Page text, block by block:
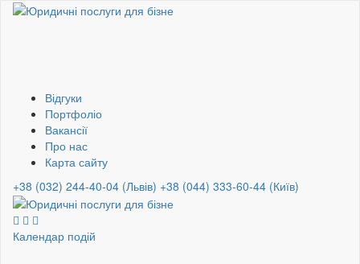
Відгуки
Портфоліо
Вакансії
Про нас
Карта сайту
+38 (032) 244-40-04 (Львів) +38 (044) 333-60-44 (Київ)
Календар подій